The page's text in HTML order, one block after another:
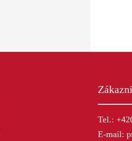
Tel.:
E-mail: